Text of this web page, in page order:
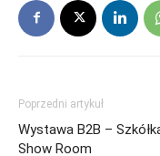
Poprzedni artykuł
Wystawa B2B –
Show Room